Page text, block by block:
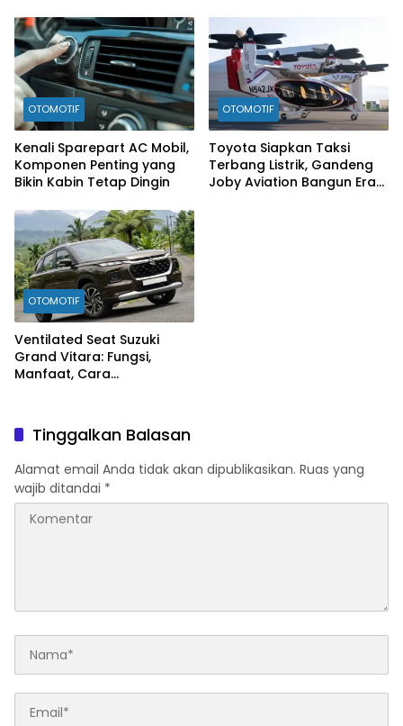
OTOMOTIF
Kenali Sparepart AC Mobil,
Komponen Penting yang
Bikin Kabin Tetap Dingin
OTOMOTIF
Toyota Siapkan Taksi
Terbang Listrik, Gandeng
Joby Aviation Bangun Era
OTOMOTIF
Ventilated Seat Suzuki
Grand Vitara: Fungsi,
Manfaat, Cara
Tinggalkan Balasan
Alamat email Anda tidak akan dipublikasikan. Ruas yang
wajib ditandai *